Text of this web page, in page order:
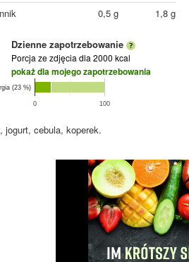
0,5 g 1,8 g
Dzienne zapotrzebowanie
Porcja ze zdjęcia dla 2000 kcal
pokaż dla mojego zapotrzebowania
0 100
(23 %)
cebula, koperek.